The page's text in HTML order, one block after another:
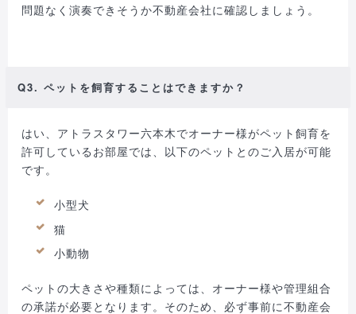
問題なく演奏できそうか不動産会社に確認しましょう。
Q3. ペットを飼育することはできますか？
はい、アトラスタワー六本木でオーナー様がペット飼育を
許可しているお部屋では、以下のペットとのご入居が可能
です。
小型犬
猫
小動物
ペットの大きさや種類によっては、オーナー様や管理組合
の承諾が必要となります。そのため、必ず事前に不動産会